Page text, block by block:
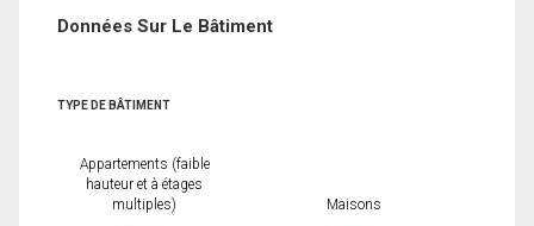
Données Sur Le Bâtiment
TYPE DE BÂTIMENT
Appartements (faible
hauteur et à étages
multiples)
Maisons